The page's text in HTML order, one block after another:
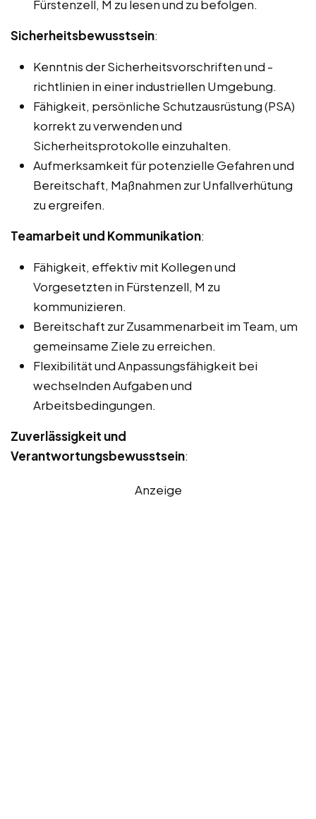
Fürstenzell, M zu lesen und zu befolgen.
Sicherheitsbewusstsein:
Kenntnis der Sicherheitsvorschriften und -
richtlinien in einer industriellen Umgebung.
Fähigkeit, persönliche Schutzausrüstung (PSA)
korrekt zu verwenden und
Sicherheitsprotokolle einzuhalten.
Aufmerksamkeit für potenzielle Gefahren und
Bereitschaft, Maßnahmen zur Unfallverhütung
zu ergreifen.
Teamarbeit und Kommunikation:
Fähigkeit, effektiv mit Kollegen und
Vorgesetzten in Fürstenzell, M zu
kommunizieren.
Bereitschaft zur Zusammenarbeit im Team, um
gemeinsame Ziele zu erreichen.
Flexibilität und Anpassungsfähigkeit bei
wechselnden Aufgaben und
Arbeitsbedingungen.
Zuverlässigkeit und
Verantwortungsbewusstsein:
Anzeige